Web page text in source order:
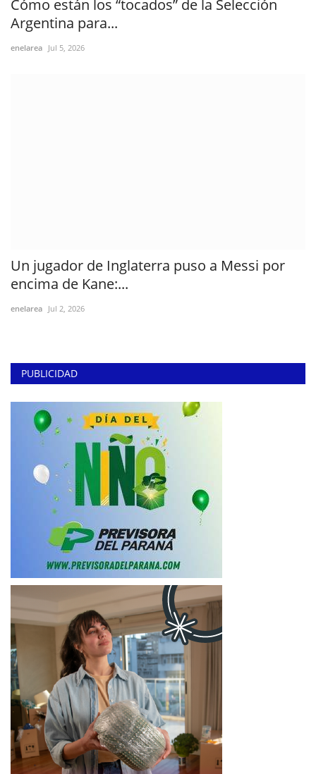
Cómo están los “tocados” de la Selección
Argentina para...
enelarea Jul 5, 2026
Un jugador de Inglaterra puso a Messi por
encima de Kane:...
enelarea Jul 2, 2026
PUBLICIDAD